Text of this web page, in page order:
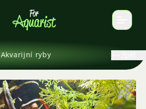
Akvarijní ryby